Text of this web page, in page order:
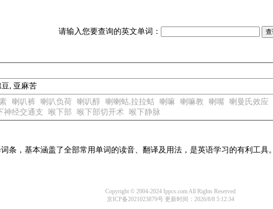
请输入您要查询的英文单词：
, 亚麻苦
喇叭裤 喇叭负荷 喇叭醇 喇喇蛄,拉拉蛄 喇嘛 喇嘛教 喇嘴 喇曼氏效应
神经交通支 喉下部 喉下部切开术 喉下静脉
条，基本涵盖了全部常用单词的读音、翻译及用法，是英语学习的有利工具。
Copyright © 2004-2024 Ippcs.com All Rights Reserved
京ICP备2021023879号 更新时间：2026/8/8 5:12:34